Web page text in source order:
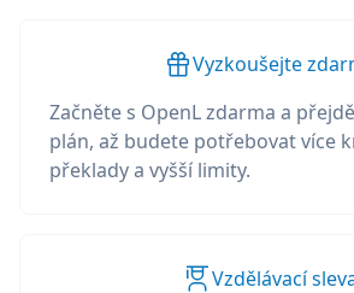
Vyzkoušejte
Začněte s OpenL zdarma a
plán, až budete potřebovat více
překlady a vyšší limity.
Vzdělávací